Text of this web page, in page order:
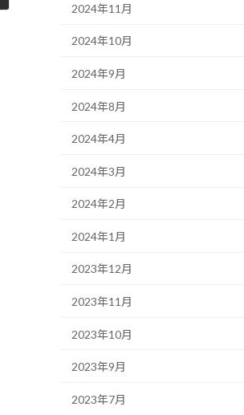
2024年11月
2024年10月
2024年9月
2024年8月
2024年4月
2024年3月
2024年2月
2024年1月
2023年12月
2023年11月
2023年10月
2023年9月
2023年7月